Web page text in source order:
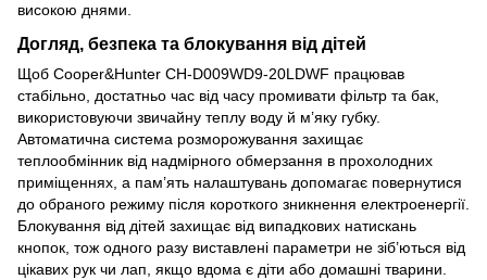
високою днями.
Догляд, безпека та блокування від дітей
Щоб Cooper&Hunter CH-D009WD9-20LDWF працював
стабільно, достатньо час від часу промивати фільтр та бак,
використовуючи звичайну теплу воду й м’яку губку.
Автоматична система розморожування захищає
теплообмінник від надмірного обмерзання в прохолодних
приміщеннях, а пам’ять налаштувань допомагає повернутися
до обраного режиму після короткого зникнення електроенергії.
Блокування від дітей захищає від випадкових натискань
кнопок, тож одного разу виставлені параметри не зіб’ються від
цікавих рук чи лап, якщо вдома є діти або домашні тварини.